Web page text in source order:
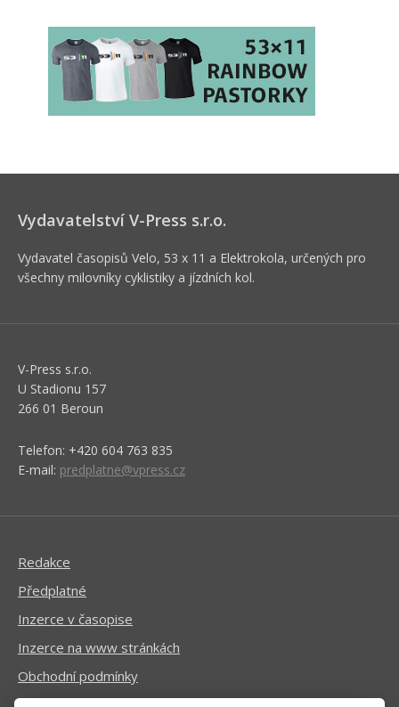
Vydavatelství V-Press s.r.o.
Vydavatel časopisů Velo, 53 x 11 a Elektrokola, určených pro
všechny milovníky cyklistiky a jízdních kol.
V-Press s.r.o.
U Stadionu 157
266 01 Beroun
Telefon: +420 604 763 835
E-mail: predplatne@vpress.cz
Redakce
Předplatné
Inzerce v časopise
Inzerce na www stránkách
Obchodní podmínky